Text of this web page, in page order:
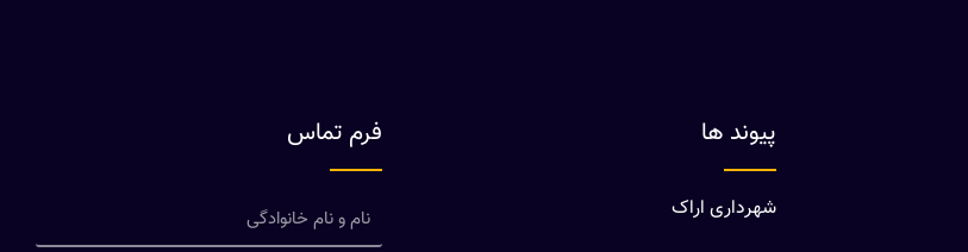
پیوند ها
شهرداری اراک
فرم تماس